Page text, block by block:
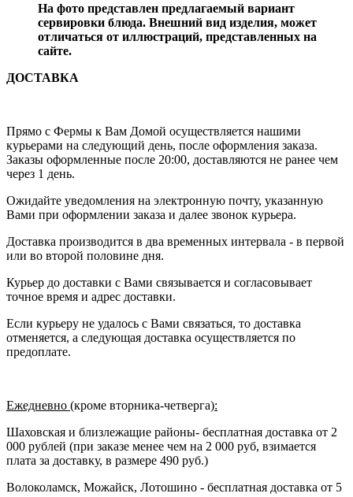
На фото представлен предлагаемый вариант
сервировки блюда. Внешний вид изделия, может
отличаться от иллюстраций, представленных на
сайте.
ДОСТАВКА
Прямо с Фермы к Вам Домой осуществляется нашими
курьерами на следующий день, после оформления заказа.
Заказы оформленные после 20:00, доставляются не ранее чем
через 1 день.
Ожидайте уведомления на электронную почту, указанную
Вами при оформлении заказа и далее звонок курьера.
Доставка производится в два временных интервала - в первой
или во второй половине дня.
Курьер до доставки с Вами связывается и согласовывает
точное время и адрес доставки.
Если курьеру не удалось с Вами связаться, то доставка
отменяется, а следующая доставка осуществляется по
предоплате.
Ежедневно (кроме вторника-четверга):
Шаховская и близлежащие районы- бесплатная доставка от 2
000 рублей (при заказе менее чем на 2 000 руб, взимается
плата за доставку, в размере 490 руб.)
Волоколамск, Можайск, Лотошино - бесплатная доставка от 5